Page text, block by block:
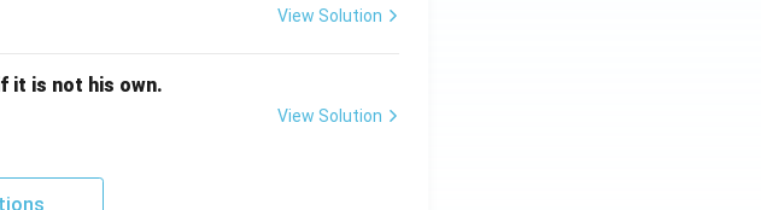
View Solution
it is not his own.
View Solution